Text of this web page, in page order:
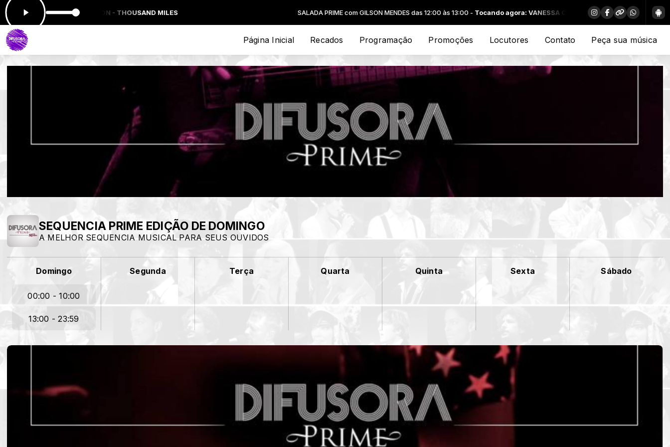
VANESSA CARLTON - THOUSAND MILES SALADA PRIME com GILSON MENDES das 12:00 às 13:00 -Tocando agora: VANESSA CARLTON - THOUSAND MILES
Página Inicial Recados Programação Promoções Locutores Contato Peça sua música
SEQUENCIA PRIME EDIÇÃO DE DOMINGO
A MELHOR SEQUENCIA MUSICAL PARA SEUS OUVIDOS
Domingo
00:00 - 10:00
13:00 - 23:59
Segunda Terça Quarta Quinta Sexta Sábado